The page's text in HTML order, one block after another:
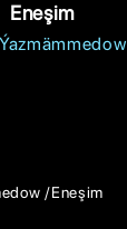
Eneşim
Eneşim